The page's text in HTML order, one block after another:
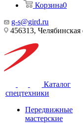
Корзина0
g-s@gird.ru
456313, Челябинская
Каталог
спецтехники
Передвижные
мастерские